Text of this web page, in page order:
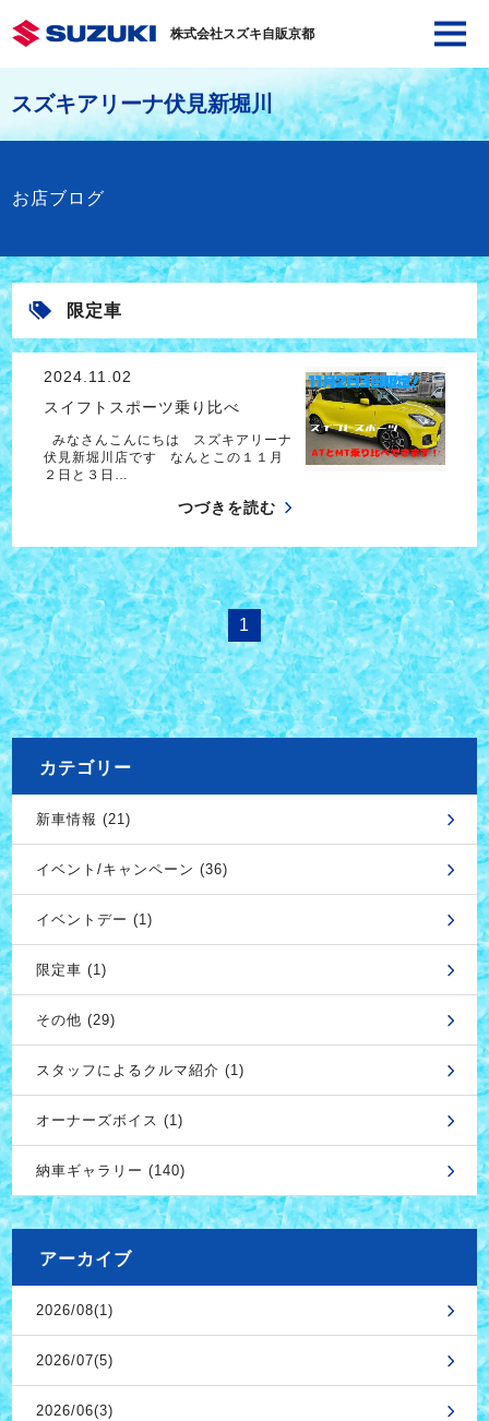
株式会社スズキ自販京都
スズキアリーナ伏見新堀川
お店ブログ
限定車
2024.11.02
スイフトスポーツ乗り比べ
みなさんこんにちは スズキアリーナ
伏見新堀川店です なんとこの１１月
２日と３日…
つづきを読む
1
カテゴリー
新車情報 (21)
イベント/キャンペーン (36)
イベントデー (1)
限定車 (1)
その他 (29)
スタッフによるクルマ紹介 (1)
オーナーズボイス (1)
納車ギャラリー (140)
アーカイブ
2026/08(1)
2026/07(5)
2026/06(3)